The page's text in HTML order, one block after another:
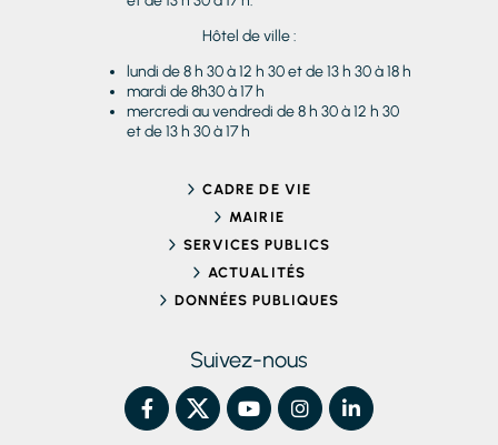
Hôtel de ville :
lundi de 8 h 30 à 12 h 30 et de 13 h 30 à 18 h
mardi de 8h30 à 17 h
mercredi au vendredi de 8 h 30 à 12 h 30
et de 13 h 30 à 17 h
CADRE DE VIE
MAIRIE
SERVICES PUBLICS
ACTUALITÉS
DONNÉES PUBLIQUES
Suivez-nous